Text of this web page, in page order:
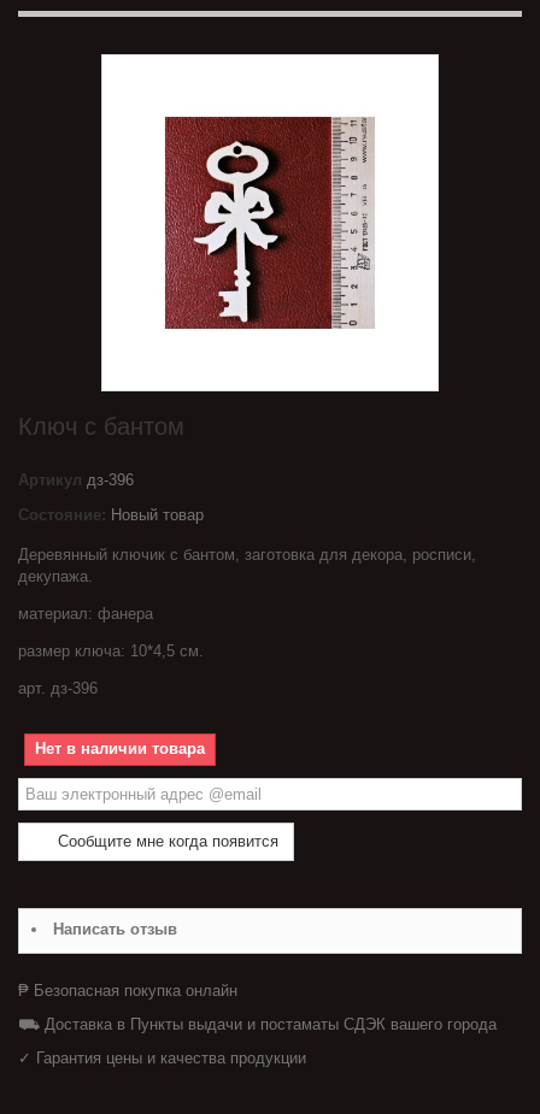
Ключ с бантом
Артикул дз-396
Состояние: Новый товар
Деревянный ключик с бантом, заготовка для декора, росписи,
декупажа.
материал: фанера
размер ключа: 10*4,5 см.
арт. дз-396
Нет в наличии товара
Сообщите мне когда появится
Написать отзыв
₱ Безопасная покупка онлайн
⛟ Доставка в Пункты выдачи и постаматы СДЭК вашего города
✓ Гарантия цены и качества продукции